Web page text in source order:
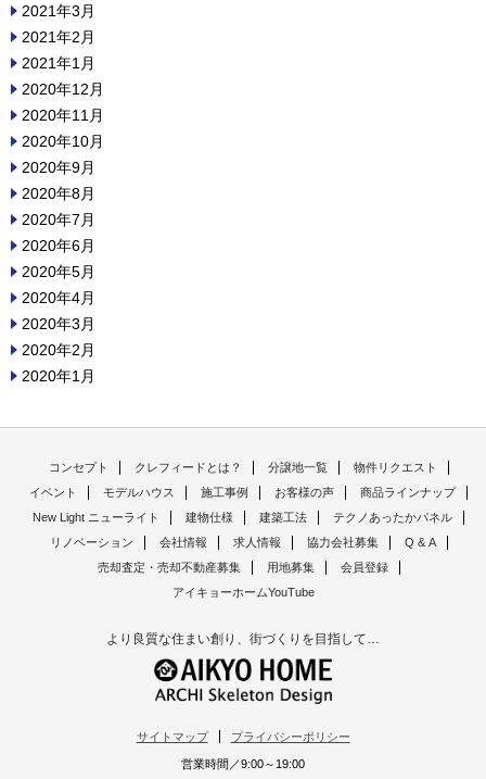
2021年3月
2021年2月
2021年1月
2020年12月
2020年11月
2020年10月
2020年9月
2020年8月
2020年7月
2020年6月
2020年5月
2020年4月
2020年3月
2020年2月
2020年1月
コンセプト クレフィードとは？ 分譲地一覧
物件リクエスト
イベント
モデルハウス 施工事例 お客様の声
商品ラインナップ
New Light ニューライト
建物仕様 建築工法
テクノあったかパネル
リノベーション
会社情報 求人情報 協力会社募集
Q & A
売却査定・売却不動産募集
用地募集
会員登録
アイキョーホームYouTube
より良質な住まい創り、街づくりを目指して…
サイトマップ プライバシーポリシー
営業時間／9:00～19:00